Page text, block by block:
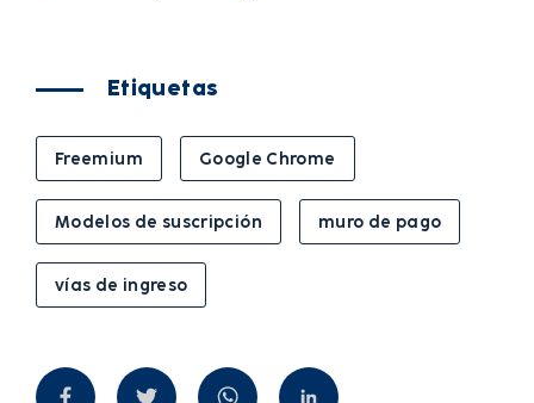
Etiquetas
Freemium Google Chrome
Modelos de suscripción muro de pago
vías de ingreso